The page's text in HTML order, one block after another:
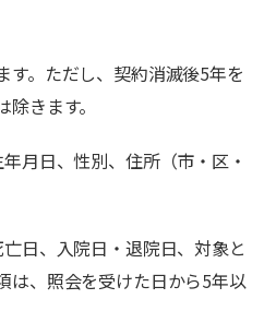
す。ただし、契約消滅後5年を
きます。
月日、性別、住所（市・区・
亡日、入院日・退院日、対象と
は、照会を受けた日から5年以